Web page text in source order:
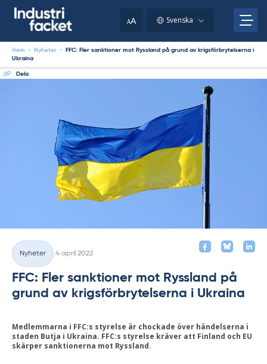
AA Svenska
Hem - Nyheter -
FFC: Fler sanktioner mot Ryssland på grund av krigsförbrytelserna i
Ukraina
Dela
Kategorier
Nyheter
4 april 2022
FFC: Fler sanktioner mot Ryssland på
grund av krigsförbrytelserna i Ukraina
Medlemmarna i FFC:s styrelse är chockade över händelserna i
staden Butja i Ukraina. FFC:s styrelse kräver att Finland och EU
skärper sanktionerna mot Ryssland.